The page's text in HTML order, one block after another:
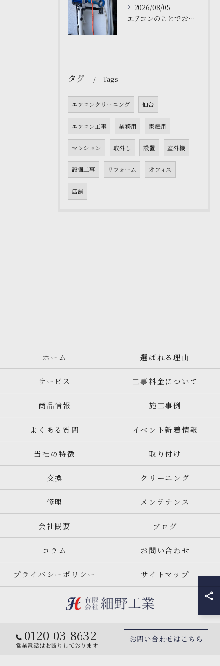
2026/08/05
エアコンのことでお困りですか❓仙台の私たちにお任せください。
タグ Tags
エアコンクリーニング 仙台
エアコン工事 業務用 家庭用
マンション 取外し 設置 室外機
設備工事 リフォーム オフィス
店舗
0120-03-8632
営業電話はお断りしております
お問い合わせはこちら
ホーム 選ばれる理由
サービス 工事料金について
商品情報 施工事例
よくある質問 イベント新着情報
当社の特徴 取り付け
交換 クリーニング
修理 メンテナンス
会社概要 ブログ
コラム お問い合わせ
プライバシーポリシー サイトマップ
© 2026 宮城県仙台市のエアコン工事なら有限会社細野工業 ALL RIGHTS
RESERVED.